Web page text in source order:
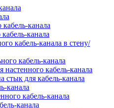
канала
канала
кабель-канала в стену/
кабель-канала
кабель-канала
стык для кабель-канала
канала
кабель-канала
канала